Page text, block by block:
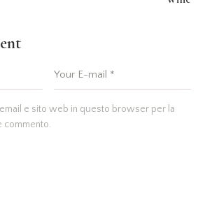
e sito web in questo browser per la
commento.